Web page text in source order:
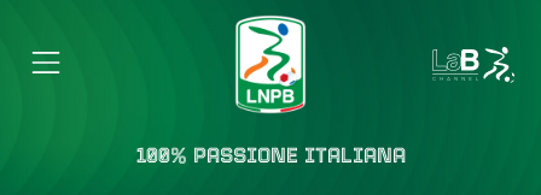
100% PASSIONE ITALIANA